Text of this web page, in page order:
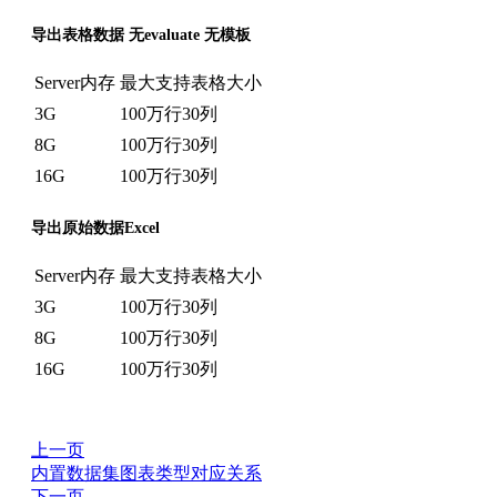
导出表格数据 无evaluate 无模板
Server内存 最大支持表格大小
3G
100万行30列
8G
100万行30列
16G
100万行30列
导出原始数据Excel
Server内存 最大支持表格大小
3G
100万行30列
8G
100万行30列
16G
100万行30列
上一页
内置数据集图表类型对应关系